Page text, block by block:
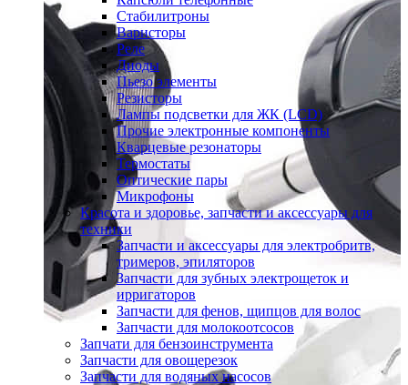
Стабилитроны
Варисторы
Реле
Диоды
Пьезо элементы
Резисторы
Лампы подсветки для ЖК (LCD)
Прочие электронные компоненты
Кварцевые резонаторы
Термостаты
Оптические пары
Микрофоны
Красота и здоровье, запчасти и аксессуары для
техники
Запчасти и аксессуары для электробритв,
тримеров, эпиляторов
Запчасти для зубных электрощеток и
ирригаторов
Запчасти для фенов, щипцов для волос
Запчасти для молокоотсосов
Запчати для бензоинструмента
Запчасти для овощерезок
Запчасти для водяных насосов